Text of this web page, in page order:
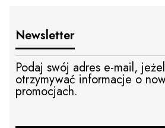
Newsletter
Podaj swój adres e-mail,
otrzymywać informacje o
promocjach.